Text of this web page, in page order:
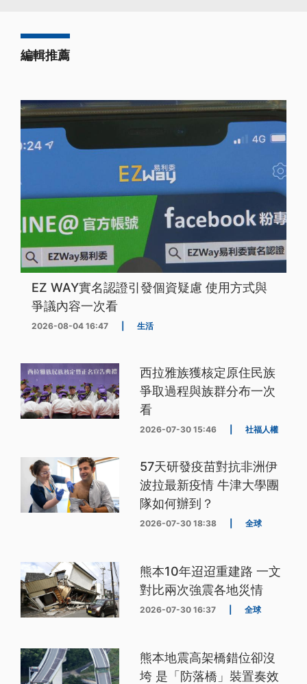
編輯推薦
EZ WAY實名認證引發個資疑慮 使用方式與
爭議內容一次看
2026-08-04 16:47 生活
西拉雅族獲核定原住民族
爭取過程與族群分布一次
看
2026-07-30 15:46 社福人權
57天研發疫苗對抗非洲伊
波拉最新疫情 牛津大學團
隊如何辦到？
2026-07-30 18:38 全球
熊本10年迢迢重建路 一文
對比兩次強震各地災情
2026-07-30 16:37 全球
熊本地震高架橋錯位卻沒
垮 是「防落橋」裝置奏效